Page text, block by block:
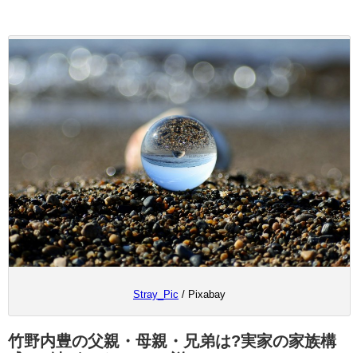
Stray_Pic / Pixabay
竹野内豊の父親・母親・兄弟は?実家の家族構